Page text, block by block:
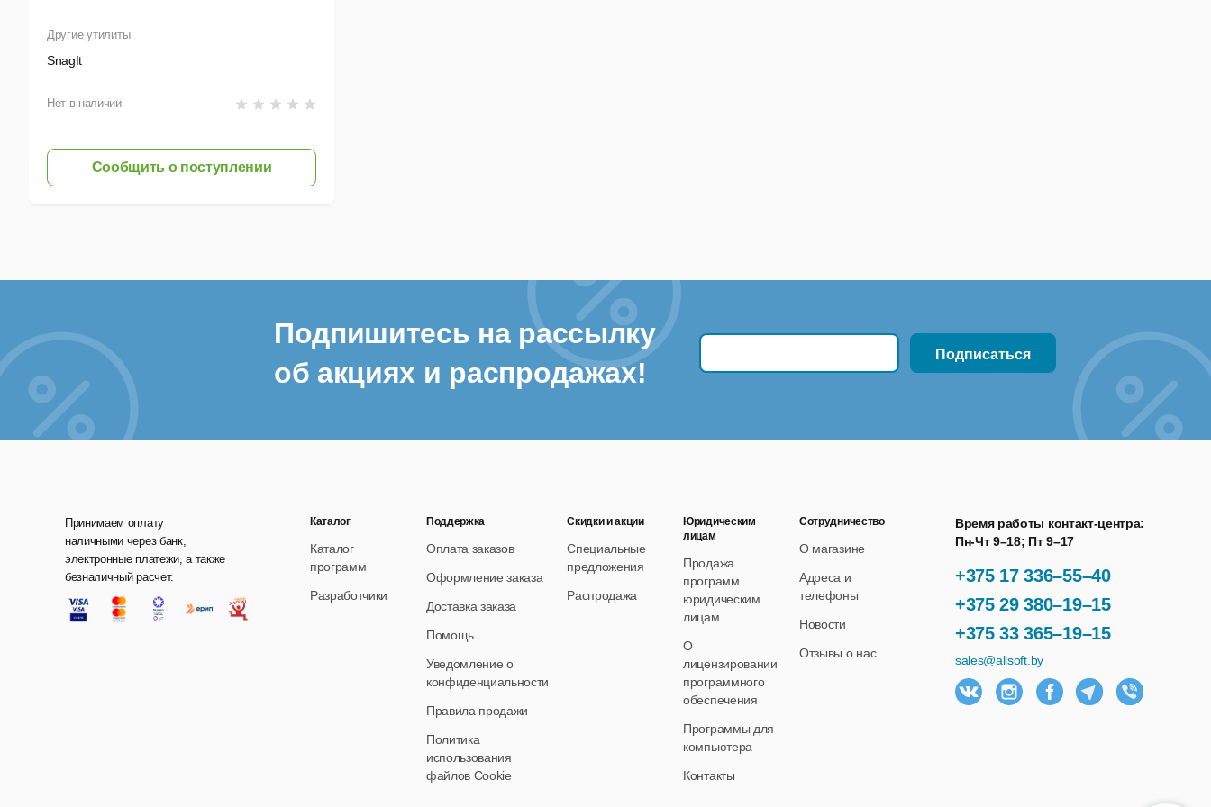
Другие утилиты
SnagIt
Нет в наличии
Сообщить о поступлении
Подпишитесь на рассылку
об акциях и распродажах!
Принимаем оплату
наличными через банк,
электронные платежи, а также
безналичный расчет.
+375 17 336–55–40
+375 29 380–19–15
+375 33 365–19–15
Время работы контакт-центра:
Пн-Чт 9–18; Пт 9–17
sales@allsoft.by
Каталог
Каталог
программ
Разработчики
Поддержка
Оплата заказов
Оформление заказа
Доставка заказа
Помощь
Уведомление о
конфиденциальности
Правила продажи
Политика
использования
файлов Cookie
Скидки и акции
Специальные
предложения
Распродажа
Юридическим
лицам
Продажа
программ
юридическим
лицам
О
лицензировании
программного
обеспечения
Программы для
компьютера
Контакты
Сотрудничество
О магазине
Адреса и
телефоны
Новости
Отзывы о нас